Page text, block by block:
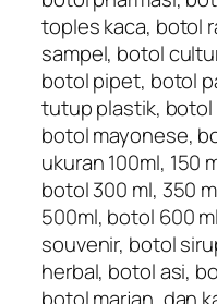
toples kaca, botol
sampel, botol
botol pipet, botol
tutup plastik,
botol mayonese,
ukuran 100ml, 150
botol 300 ml, 350
500ml, botol 600
souvenir, botol
herbal, botol asi,
botol marjan, dan